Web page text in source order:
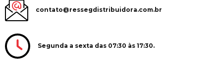
contato@ressegdistribuidora.com.br
Segunda a sexta das 07:30 às 17:30.